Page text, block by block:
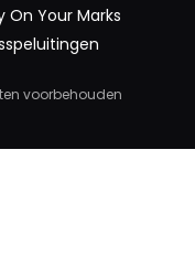
On Your Marks
voorbehouden